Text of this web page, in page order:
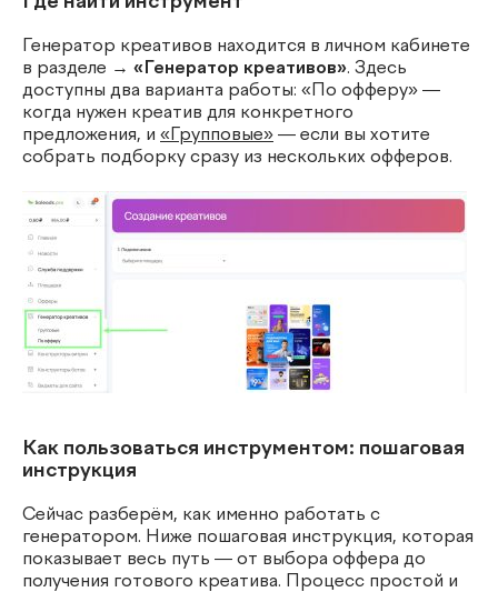
Генератор креативов находится в личном кабинете
в разделе → «Генератор креативов». Здесь
доступны два варианта работы: «По офферу» —
когда нужен креатив для конкретного
предложения, и «Групповые» — если вы хотите
собрать подборку сразу из нескольких офферов.
Как пользоваться инструментом: пошаговая
инструкция
Сейчас разберём, как именно работать с
генератором. Ниже пошаговая инструкция, которая
показывает весь путь — от выбора оффера до
получения готового креатива. Процесс простой и